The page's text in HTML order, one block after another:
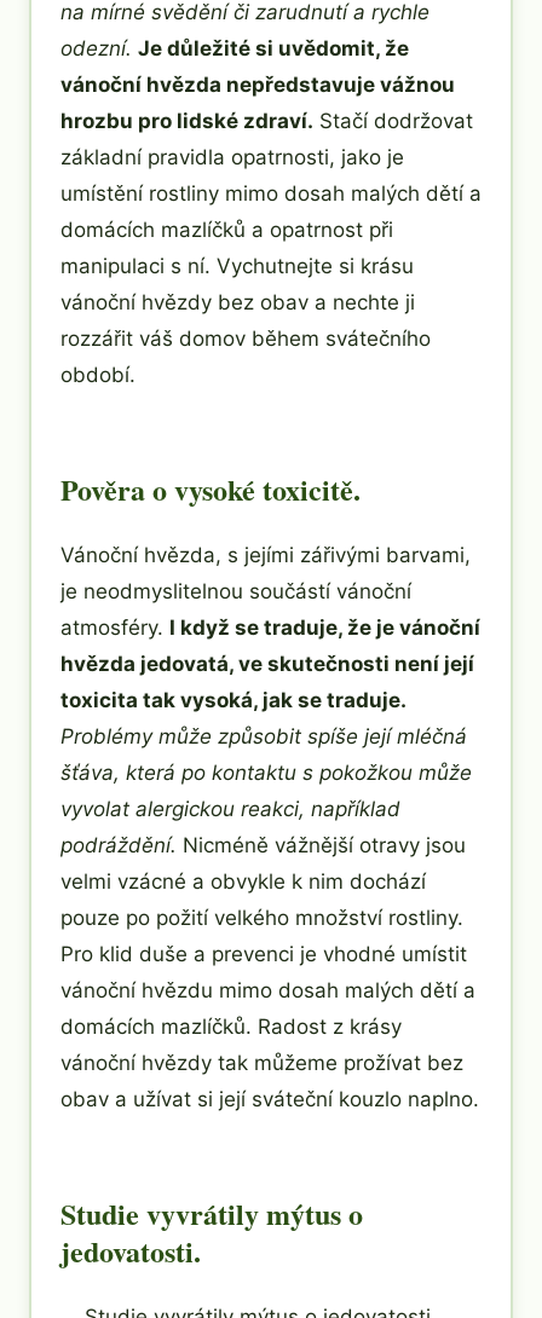
na mírné svědění či zarudnutí a rychle
odezní. Je důležité si uvědomit, že
vánoční hvězda nepředstavuje vážnou
hrozbu pro lidské zdraví. Stačí dodržovat
základní pravidla opatrnosti, jako je
umístění rostliny mimo dosah malých dětí a
domácích mazlíčků a opatrnost při
manipulaci s ní. Vychutnejte si krásu
vánoční hvězdy bez obav a nechte ji
rozzářit váš domov během svátečního
období.
Pověra o vysoké toxicitě.
Vánoční hvězda, s jejími zářivými barvami,
je neodmyslitelnou součástí vánoční
atmosféry. I když se traduje, že je vánoční
hvězda jedovatá, ve skutečnosti není její
toxicita tak vysoká, jak se traduje.
Problémy může způsobit spíše její mléčná
šťáva, která po kontaktu s pokožkou může
vyvolat alergickou reakci, například
podráždění. Nicméně vážnější otravy jsou
velmi vzácné a obvykle k nim dochází
pouze po požití velkého množství rostliny.
Pro klid duše a prevenci je vhodné umístit
vánoční hvězdu mimo dosah malých dětí a
domácích mazlíčků. Radost z krásy
vánoční hvězdy tak můžeme prožívat bez
obav a užívat si její sváteční kouzlo naplno.
Studie vyvrátily mýtus o
jedovatosti.